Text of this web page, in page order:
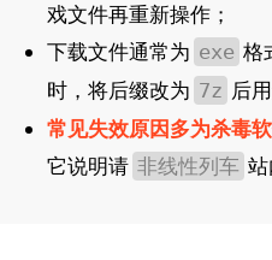
戏文件再重新操作；
下载文件通常为 exe 格
时，将后缀改为 7z 后
常见失效原因多为杀毒
它说明请 非线性列车